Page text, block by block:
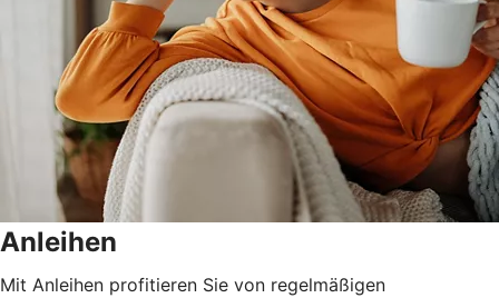
Anleihen
Mit Anleihen profitieren Sie von regelmäßigen